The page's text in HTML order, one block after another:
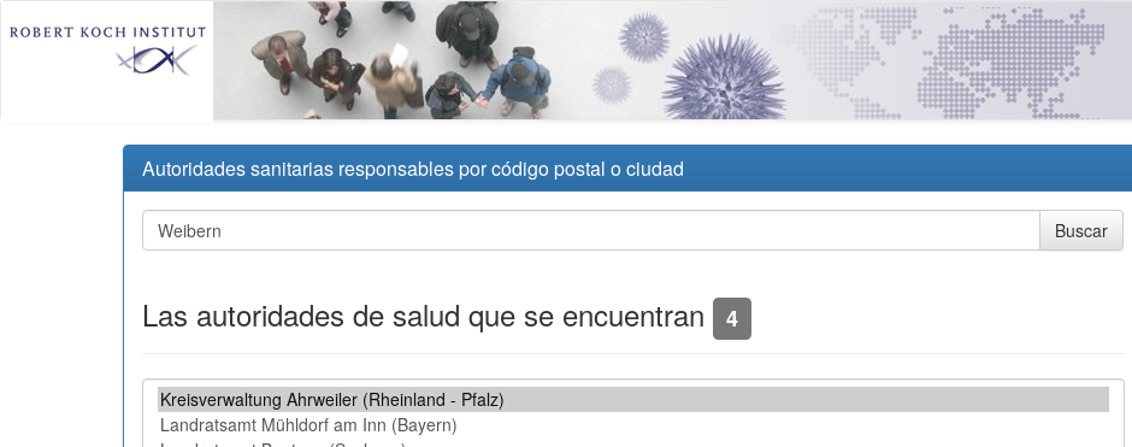
Autoridades sanitarias responsables por código postal o ciudad
Las autoridades de salud que se encuentran 4